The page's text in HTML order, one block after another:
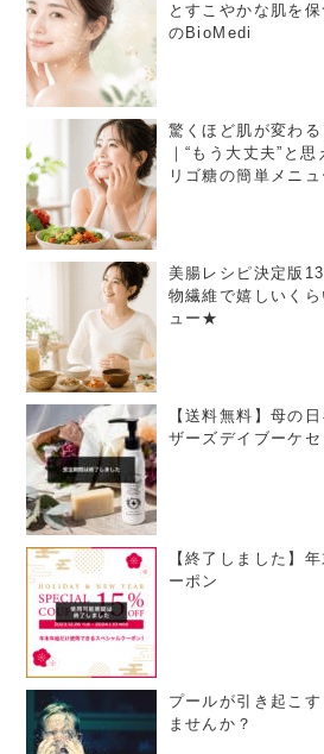
とすこやかな肌を
のBioMedi
驚くほど肌が変わ
｜“もう大丈夫”と
リゴ糖の簡単メニュ
美腸レシピ決定版
物繊維で嬉しいく
ュー★
【送料無料】母の
ザーズデイブーケ
【終了しました】
ーポン
プールが引き起こ
ませんか？